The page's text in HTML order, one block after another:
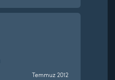
Temmuz 2012